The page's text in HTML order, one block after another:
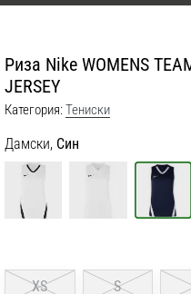
Риза Nike WOMENS
JERSEY
Категория:Тениски
Дамски, Син
XS S